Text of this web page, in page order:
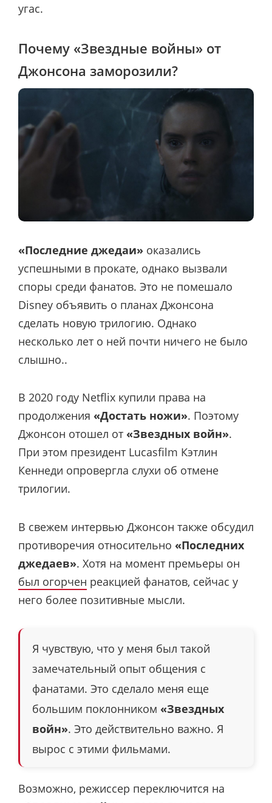
угас.
Почему «Звездные войны» от
Джонсона заморозили?
«Последние джедаи» оказались
успешными в прокате, однако вызвали
споры среди фанатов. Это не помешало
Disney объявить о планах Джонсона
сделать новую трилогию. Однако
несколько лет о ней почти ничего не было
слышно..
В 2020 году Netflix купили права на
продолжения «Достать ножи». Поэтому
Джонсон отошел от «Звездных войн».
При этом президент Lucasfilm Кэтлин
Кеннеди опровергла слухи об отмене
трилогии.
В свежем интервью Джонсон также обсудил
противоречия относительно «Последних
джедаев». Хотя на момент премьеры он
был огорчен реакцией фанатов, сейчас у
него более позитивные мысли.
Я чувствую, что у меня был такой
замечательный опыт общения с
фанатами. Это сделало меня еще
большим поклонником «Звездных
войн». Это действительно важно. Я
вырос с этими фильмами.
Возможно, режиссер переключится на